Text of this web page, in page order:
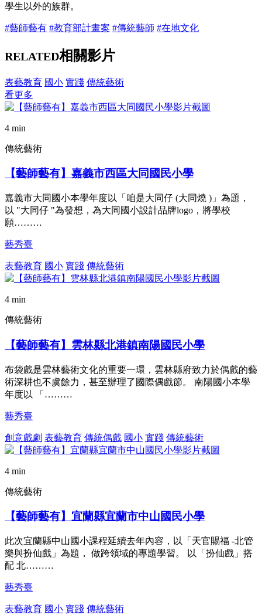
學生以外的族群。
#藝師藝有 #教育部計畫案 #傳統藝師 #在地文化
RELATED相關影片
表藝教育 國小 實踐 傳統藝術
看更多
4 min
傳統藝術
【藝師藝有】嘉義市西區大同國民小學
嘉義市大同國小本學年度以「咱是大同仔 (大同燒 )」為題，
以 "大同仔 "為發想，為大同國小設計品牌logo，將學校
願………
藝秀臺
表藝教育 國小 實踐 傳統藝術
4 min
傳統藝術
【藝師藝有】雲林縣北港鎮南陽國民小學
布袋戲是雲林藝術文化的重要一環，雲林縣府致力於偶戲的藝
術深耕也不虞餘力，甚至辦理了國際偶戲節。 南陽國小本學
年度以 「………
藝秀臺
創意戲劇 表藝教育 傳統偶戲 國小 實踐 傳統藝術
4 min
傳統藝術
【藝師藝有】宜蘭縣宜蘭市中山國民小學
此次宜蘭縣中山國小課程延續去年內容，以「天官賜福 -北管
樂與扮仙戲」為題， 做跨領域的專題學習。 以「扮仙戲」搭
配 北………
藝秀臺
表藝教育 國小 實踐 傳統藝術